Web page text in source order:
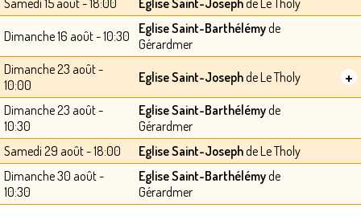
Dimanche 16 août - 10:30 Eglise Saint-Barthélémyde
Gérardmer
Dimanche 23 août -
10:00
Eglise Saint-Josephde Le Tholy +
Dimanche 23 août -
10:30
Eglise Saint-Barthélémyde
Gérardmer
Samedi 29 août - 18:00
Eglise Saint-Josephde Le Tholy
Dimanche 30 août -
10:30
Eglise Saint-Barthélémyde
Gérardmer